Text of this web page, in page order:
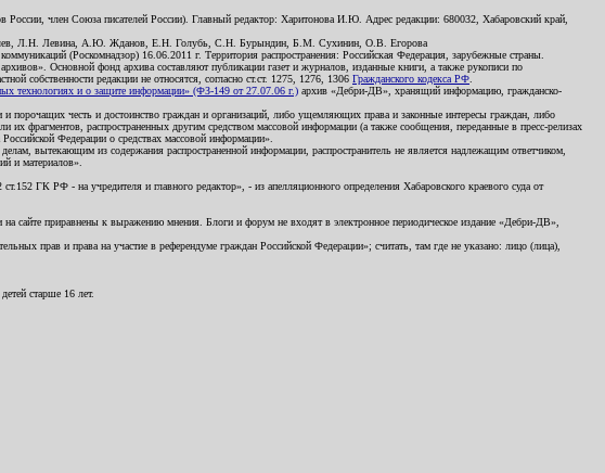
член Союза писателей России). Главный редактор: Харитонова И.Ю. Адрес редакции: 680032, Хабаровский край,
Л.Н. Левина, А.Ю. Жданов, Е.Н. Голубь, С.Н. Бурындин, Б.М. Сухинин, О.В. Егорова
(Роскомнадзор) 16.06.2011 г. Территория распространения: Российская Федерация, зарубежные страны.
архивов». Основной фонд архива составляют публикации газет и журналов, изданные книги, а также рукописи по
собственности редакции не относятся, согласно ст.ст. 1275, 1276, 1306 Гражданского кодекса РФ
технологиях и о защите информации» (ФЗ-149 от 27.07.06 г.) архив «Дебри-ДВ», хранящий информацию, гражданско-
порочащих честь и достоинство граждан и организаций, либо ущемляющих права и законные интересы граждан, либо
фрагментов, распространенных другим средством массовой информации (а также сообщения, переданные в пресс-релизах
Федерации о средствах массовой информации».
вытекающим из содержания распространенной информации, распространитель не является надлежащим ответчиком,
и материалов».
ГК РФ - на учредителя и главного редактор», - из апелляционного определения Хабаровского краевого суда от
сайте приравнены к выражению мнения. Блоги и форум не входят в электронное периодическое издание «Дебри-ДВ»,
прав и права на участие в референдуме граждан Российской Федерации»; считать, там где не указано: лицо (лица),
старше 16 лет.